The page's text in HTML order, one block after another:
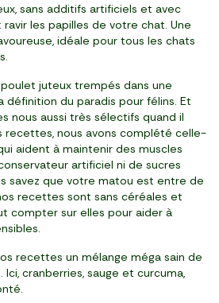
sans additifs artificiels et avec
les papilles de votre chat. Une
idéale pour tous les chats
juteux trempés dans une
définition du paradis pour félins. Et
nous aussi très sélectifs quand il
recettes, nous avons complété celle-
aident à maintenir des muscles
artificiel ni de sucres
savez que votre matou est entre de
recettes sont sans céréales et
compter sur elles pour aider à
recettes un mélange méga sain de
cranberries, sauge et curcuma,